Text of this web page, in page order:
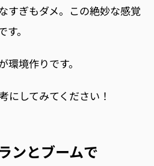
すぎもダメ。この絶妙な感覚
。
環境作りです。
にしてみてください！
ンとブームで